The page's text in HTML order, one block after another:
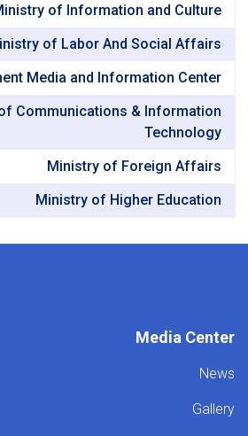
of Information and Culture
of Labor And Social Affairs
Media and Information Center
Communications & Information
Technology
Ministry of Foreign Affairs
Ministry of Higher Education
Media Center
News
Gallery